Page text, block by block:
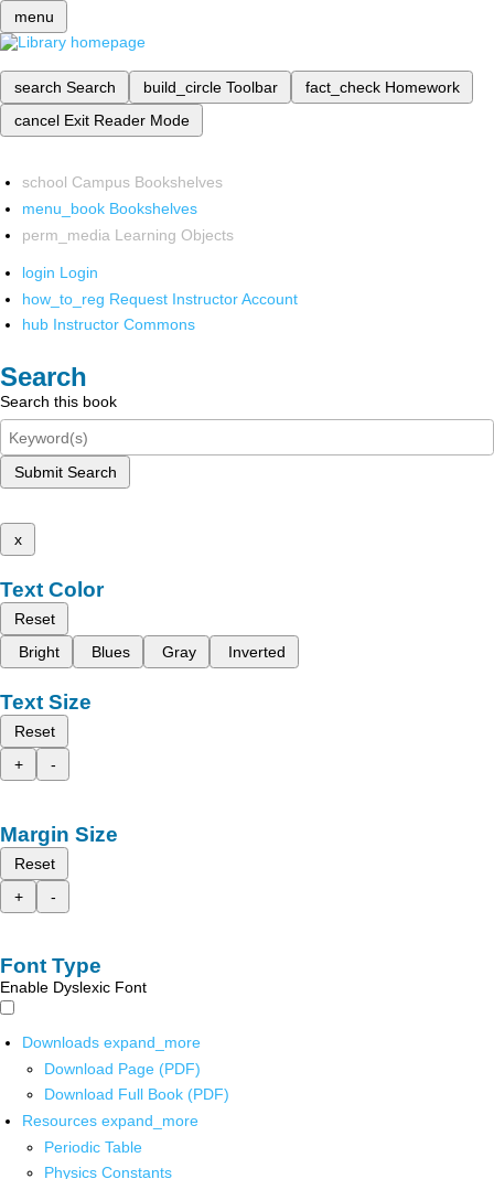
menu
search Search build_circle Toolbar fact_check Homework
cancel Exit Reader Mode
school Campus Bookshelves
menu_book Bookshelves
perm_media Learning Objects
login Login
how_to_reg Request Instructor Account
hub Instructor Commons
Search
Search this book
Submit Search
x
Text Color
Reset
Bright
Blues Gray Inverted
Text Size
Reset
+
-
Margin Size
Reset
+
-
Font Type
Enable Dyslexic Font
Downloads expand_more
Download Page (PDF)
Download Full Book (PDF)
Resources expand_more
Periodic Table
Physics Constants